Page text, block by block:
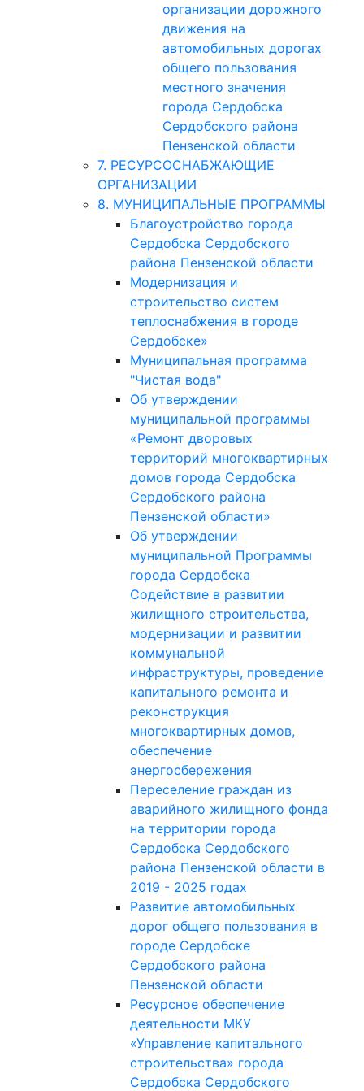
организации дорожного
движения на
автомобильных дорогах
общего пользования
местного значения
города Сердобска
Сердобского района
Пензенской области
7. РЕСУРСОСНАБЖАЮЩИЕ
ОРГАНИЗАЦИИ
8. МУНИЦИПАЛЬНЫЕ ПРОГРАММЫ
Благоустройство города
Сердобска Сердобского
района Пензенской области
Модернизация и
строительство систем
теплоснабжения в городе
Сердобске»
Муниципальная программа
"Чистая вода"
Об утверждении
муниципальной программы
«Ремонт дворовых
территорий многоквартирных
домов города Сердобска
Сердобского района
Пензенской области»
Об утверждении
муниципальной Программы
города Сердобска
Содействие в развитии
жилищного строительства,
модернизации и развитии
коммунальной
инфраструктуры, проведение
капитального ремонта и
реконструкция
многоквартирных домов,
обеспечение
энергосбережения
Переселение граждан из
аварийного жилищного фонда
на территории города
Сердобска Сердобского
района Пензенской области в
2019 - 2025 годах
Развитие автомобильных
дорог общего пользования в
городе Сердобске
Сердобского района
Пензенской области
Ресурсное обеспечение
деятельности МКУ
«Управление капитального
строительства» города
Сердобска Сердобского